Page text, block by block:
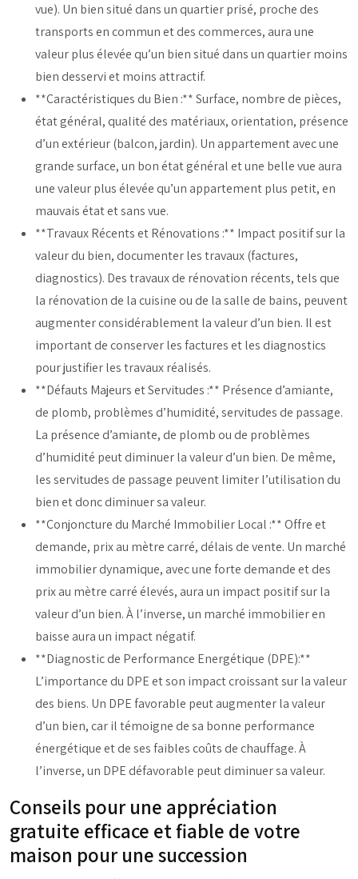
vue). Un bien situé dans un quartier prisé, proche des
transports en commun et des commerces, aura une
valeur plus élevée qu’un bien situé dans un quartier moins
bien desservi et moins attractif.
**Caractéristiques du Bien :** Surface, nombre de pièces,
état général, qualité des matériaux, orientation, présence
d’un extérieur (balcon, jardin). Un appartement avec une
grande surface, un bon état général et une belle vue aura
une valeur plus élevée qu’un appartement plus petit, en
mauvais état et sans vue.
**Travaux Récents et Rénovations :** Impact positif sur la
valeur du bien, documenter les travaux (factures,
diagnostics). Des travaux de rénovation récents, tels que
la rénovation de la cuisine ou de la salle de bains, peuvent
augmenter considérablement la valeur d’un bien. Il est
important de conserver les factures et les diagnostics
pour justifier les travaux réalisés.
**Défauts Majeurs et Servitudes :** Présence d’amiante,
de plomb, problèmes d’humidité, servitudes de passage.
La présence d’amiante, de plomb ou de problèmes
d’humidité peut diminuer la valeur d’un bien. De même,
les servitudes de passage peuvent limiter l’utilisation du
bien et donc diminuer sa valeur.
**Conjoncture du Marché Immobilier Local :** Offre et
demande, prix au mètre carré, délais de vente. Un marché
immobilier dynamique, avec une forte demande et des
prix au mètre carré élevés, aura un impact positif sur la
valeur d’un bien. À l’inverse, un marché immobilier en
baisse aura un impact négatif.
**Diagnostic de Performance Energétique (DPE):**
L’importance du DPE et son impact croissant sur la valeur
des biens. Un DPE favorable peut augmenter la valeur
d’un bien, car il témoigne de sa bonne performance
énergétique et de ses faibles coûts de chauffage. À
l’inverse, un DPE défavorable peut diminuer sa valeur.
Conseils pour une appréciation
gratuite efficace et fiable de votre
maison pour une succession